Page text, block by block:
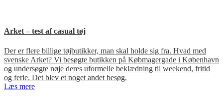
Arket – test af casual tøj
Der er flere billige tøjbutikker, man skal holde sig fra. Hvad med
svenske Arket? Vi besøgte butikken på Købmagergade i København
og undersøgte nøje deres uformelle beklædning til weekend, fritid
og ferie. Det blev et noget andet besøg.
Læs mere